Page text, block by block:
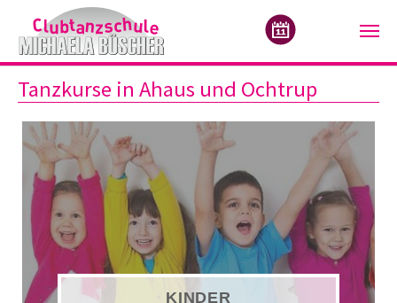
Zum Hauptinhalt springen
Tanzkurse in Ahaus und Ochtrup
KINDER